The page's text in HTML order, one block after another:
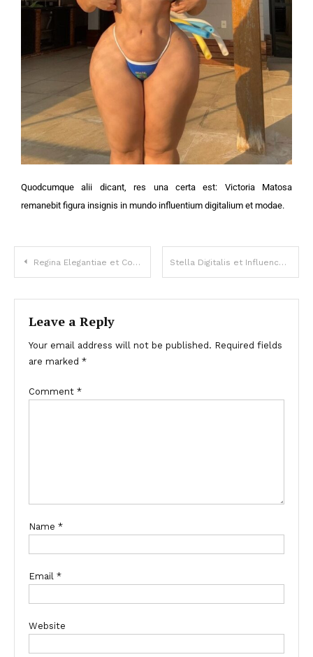
Quodcumque alii dicant, res una certa est: Victoria Matosa
remanebit figura insignis in mundo influentium digitalium et modae.
Regina Elegantiae et Confidentiae in Mundo Digitali Stella Digitalis et Influencer Moderni Temporis
Leave a Reply
Your email address will not be published. Required fields
are marked *
Comment *
Name *
Email *
Website